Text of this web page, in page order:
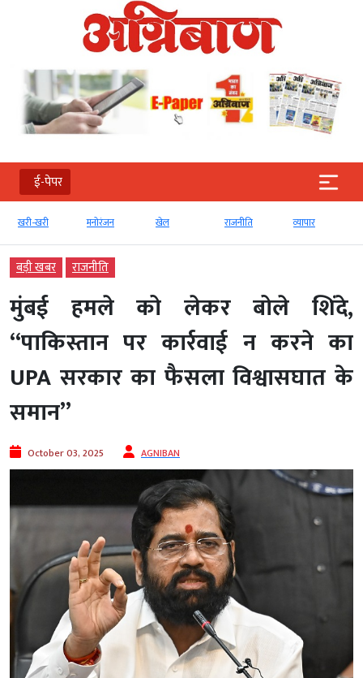
ई-पेपर
खरी-खरी मनोरंजन खेल राजनीति व्‍यापार
बड़ी खबर राजनीति
मुंबई हमले को लेकर बोले शिंदे,
“पाकिस्तान पर कार्रवाई न करने का
UPA सरकार का फैसला विश्वासघात के
समान”
October 03, 2025 AGNIBAN